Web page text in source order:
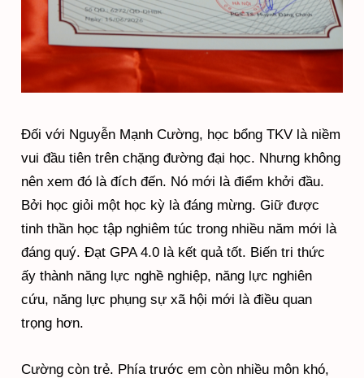
Đối với Nguyễn Mạnh Cường, học bổng TKV là niềm
vui đầu tiên trên chặng đường đại học. Nhưng không
nên xem đó là đích đến. Nó mới là điểm khởi đầu.
Bởi học giỏi một học kỳ là đáng mừng. Giữ được
tinh thần học tập nghiêm túc trong nhiều năm mới là
đáng quý. Đạt GPA 4.0 là kết quả tốt. Biến tri thức
ấy thành năng lực nghề nghiệp, năng lực nghiên
cứu, năng lực phụng sự xã hội mới là điều quan
trọng hơn.
Cường còn trẻ. Phía trước em còn nhiều môn khó,